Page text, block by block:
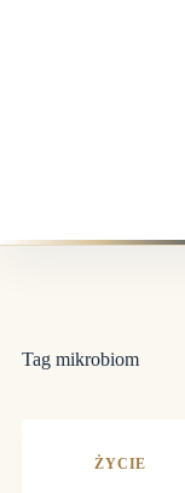
Tag mikrobiom
ŻYCIE